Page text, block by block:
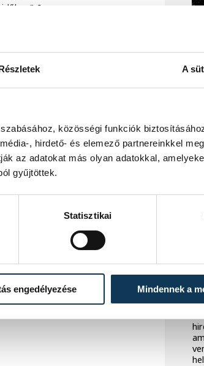
A
közösségi funkciók
, hirdető- és elemező partnereinkkel
az adatokat más olyan adatokkal,
gyűjtöttek.
Statisztikai
engedélyezése Mindennek a
6
is
csak
az
beteg
is